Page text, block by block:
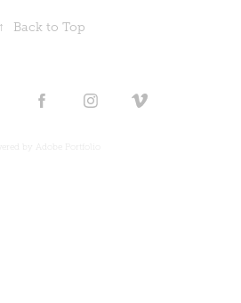
↑ Back to Top
by Adobe Portfolio